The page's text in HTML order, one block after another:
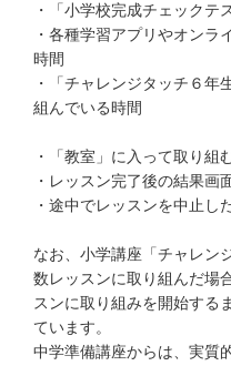
進研ゼミ 中学講座 中
進研ゼミ 高校講座
・「小学校完成チェックテ
・各種学習アプリやオンラ
時間
・「チャレンジタッチ６年
組んでいる時間
・「教室」に入って取り組
・レッスン完了後の結果画
・途中でレッスンを中止し
なお、小学講座「チャレン
数レッスンに取り組んだ場
スンに取り組みを開始する
ています。
中学準備講座からは、実質